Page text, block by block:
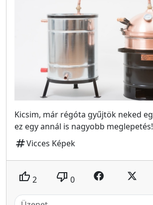
Kicsim, már régóta gyűjtök neked
ez egy annál is nagyobb meglepetés!
tagVicces Képek
thumb_up 2 thumb_down 0